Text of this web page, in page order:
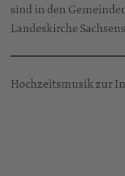
sind in den
Landeskirche
Hochzeitsmusik zur